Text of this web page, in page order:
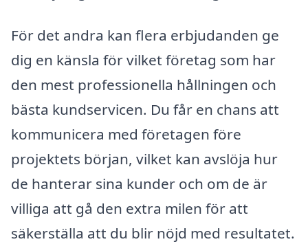
För det andra kan flera erbjudanden ge
dig en känsla för vilket företag som har
den mest professionella hållningen och
bästa kundservicen. Du får en chans att
kommunicera med företagen före
projektets början, vilket kan avslöja hur
de hanterar sina kunder och om de är
villiga att gå den extra milen för att
säkerställa att du blir nöjd med resultatet.